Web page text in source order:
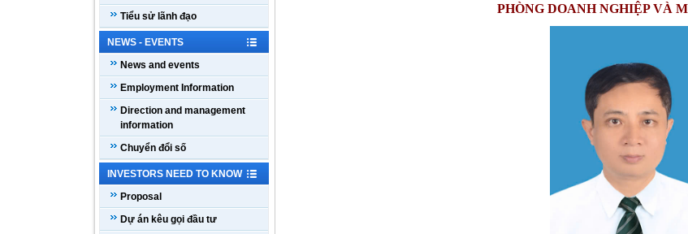
Tiểu sử lãnh đạo
NEWS - EVENTS
News and events
Employment Information
Direction and management
information
Chuyển đổi số
INVESTORS NEED TO KNOW
Proposal
Dự án kêu gọi đầu tư
PHÒNG DOANH NGHIỆP VÀ